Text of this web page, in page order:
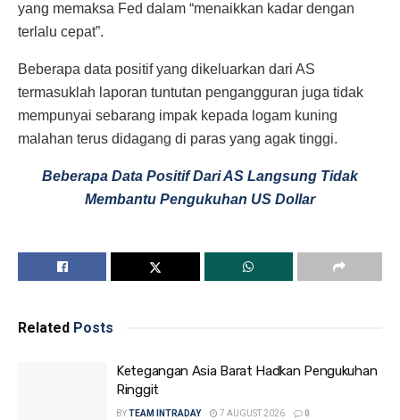
yang memaksa Fed dalam “menaikkan kadar dengan
terlalu cepat”.
Beberapa data positif yang dikeluarkan dari AS
termasuklah laporan tuntutan pengangguran juga tidak
mempunyai sebarang impak kepada logam kuning
malahan terus didagang di paras yang agak tinggi.
Beberapa Data Positif Dari AS Langsung Tidak
Membantu Pengukuhan US Dollar
Related Posts
Ketegangan Asia Barat Hadkan Pengukuhan
Ringgit
BYTEAM INTRADAY 7 AUGUST 2026 0